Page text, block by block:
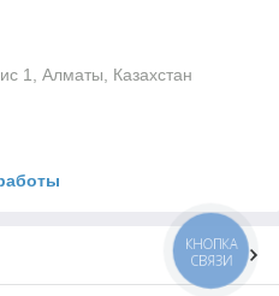
1, Алматы, Казахстан
КНОПКА
СВЯЗИ